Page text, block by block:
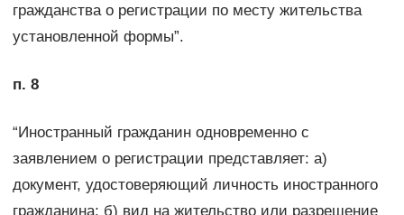
гражданства о регистрации по месту жительства
установленной формы”.
п. 8
“Иностранный гражданин одновременно с
заявлением о регистрации представляет: а)
документ, удостоверяющий личность иностранного
гражданина; б) вид на жительство или разрешение